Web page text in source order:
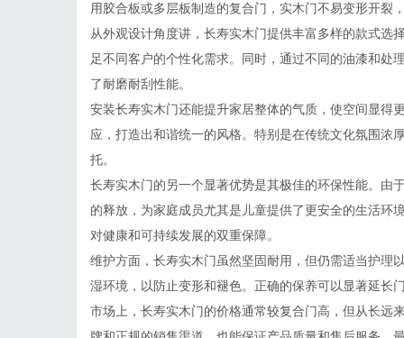
用胶合板或多层板制造的复合门，实木门不易变形开裂
从外观设计角度讲，长寿实木门提供丰富多样的款式选
足不同客户的个性化需求。同时，通过不同的油漆和处
了耐磨耐刮性能。
安装长寿实木门还能提升家居整体的气质，使空间显得
应，打造出和谐统一的风格。特别是在传统文化氛围浓
托。
长寿实木门的另一个显著优势是其极佳的环保性能。由
的释放，为家庭成员尤其是儿童提供了更安全的生活环
对健康和可持续发展的双重保障。
维护方面，长寿实木门虽然坚固耐用，但仍需适当护理
湿环境，以防止变形和褪色。正确的保养可以显著延长
市场上，长寿实木门的价格通常较复合门高，但从长远